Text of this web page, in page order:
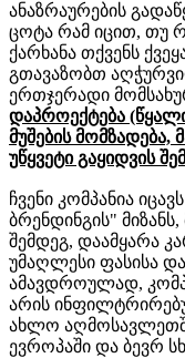
ანაზრაურების
ცოტა რამ იცით, თუ
ქარხანა თქვენს
გთავაზობთ
ერთჯერადი
დაპროექტება
მუშების მომზადება,
უწყვეტი გაყიდვის
ჩვენი კომპანია
ბრენდინგის"
შემდეგ, დაამყარა
უმაღლესი ფასისა და
ამავდროულად,
არის
ახლო
ევროპაში და ბევრ